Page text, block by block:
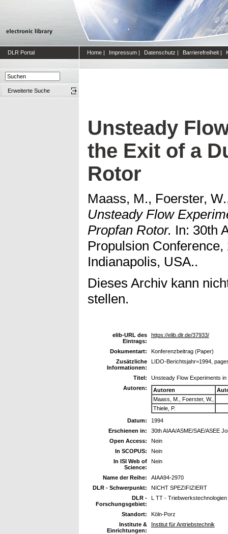
DLR Portal Home | Impressum | Datenschutz | Barrierefreiheit |
Erweiterte Suche
Unsteady
the Exit of a
Rotor
Maass, M., Foerster,
Unsteady Flow
Propfan Rotor. In: 30th
Propulsion
Indianapolis, USA..
Dieses Archiv kann
stellen.
elib-URL des
Eintrags:
https://elib.dlr.de/37933/
Dokumentart:
Konferenzbeitrag (Paper)
Zusätzliche
Informationen:
LIDO-Berichtsjahr=1994,
Titel:
Unsteady Flow Experiments
Autoren:
Autoren
Maass, M., Foerster, W.,
Thiele, P.
Datum:
1994
Erschienen in:
30th AIAA/ASME/SAE/ASEE
Open Access:
Nein
In SCOPUS:
Nein
In ISI Web of
Science:
Nein
Name der Reihe:
AIAA94-2970
DLR - Schwerpunkt:
NICHT SPEZIFIZIERT
DLR -
Forschungsgebiet:
L TT - Triebwerkstechnologien
Standort:
Köln-Porz
Institute &
Einrichtungen:
Institut für Antriebstechnik